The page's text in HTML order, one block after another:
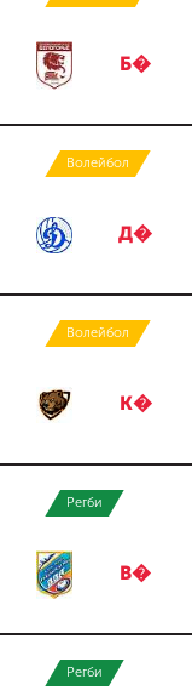
Б�
Волейбол
Д�
Волейбол
К�
Регби
В�
Регби